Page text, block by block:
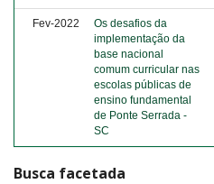
Fev-2022
Os desafios da
implementação da
base nacional
comum curricular nas
escolas públicas de
ensino fundamental
de Ponte Serrada -
SC
Busca facetada